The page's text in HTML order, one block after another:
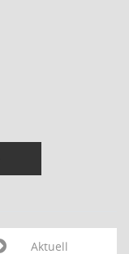
Aktuell